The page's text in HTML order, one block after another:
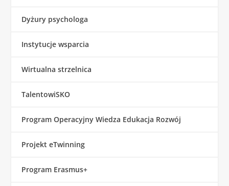
Dyżury psychologa
Instytucje wsparcia
Wirtualna strzelnica
TalentowiSKO
Program Operacyjny Wiedza Edukacja Rozwój
Projekt eTwinning
Program Erasmus+